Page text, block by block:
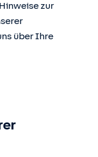
zur
über Ihre